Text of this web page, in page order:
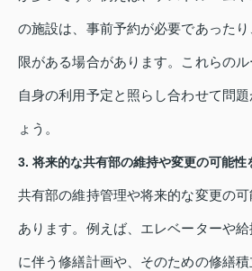
の施設は、事前予約が必要であった
限がある場合があります。これらのル
自身の利用予定と照らし合わせて問
ょう。
3. 将来的な共有部の維持や変更の可能性
共有部の維持管理や将来的な変更の
あります。例えば、エレベーターや
に伴う修繕計画や、そのための修繕